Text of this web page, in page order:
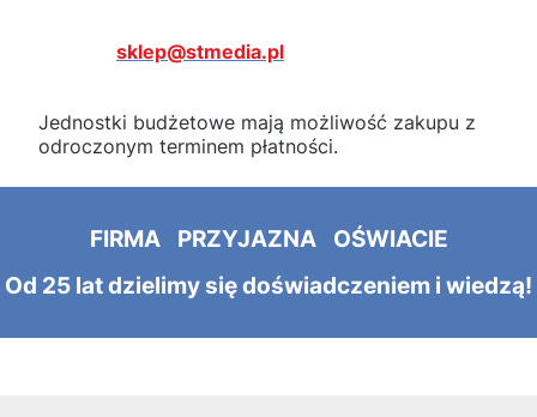
sklep@stmedia.pl
Jednostki budżetowe mają możliwość zakupu z
odroczonym terminem płatności.
FIRMA PRZYJAZNA OŚWIACIE
Od 25 lat dzielimy się doświadczeniem i wiedzą!